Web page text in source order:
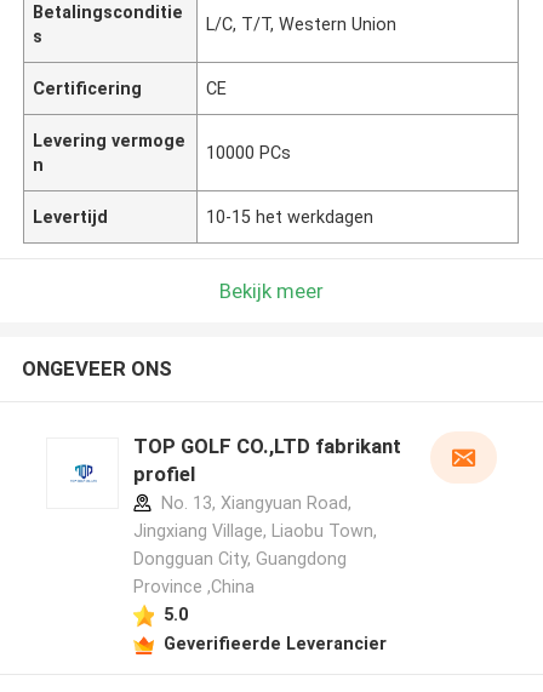
Betalingsconditie
s
L/C, T/T, Western Union
Certificering CE
Levering vermoge
n
10000 PCs
Levertijd 10-15 het werkdagen
Bekijk meer
ONGEVEER ONS
TOP GOLF CO.,LTD fabrikant
profiel
No. 13, Xiangyuan Road,
Jingxiang Village, Liaobu Town,
Dongguan City, Guangdong
Province ,China
5.0
Geverifieerde Leverancier